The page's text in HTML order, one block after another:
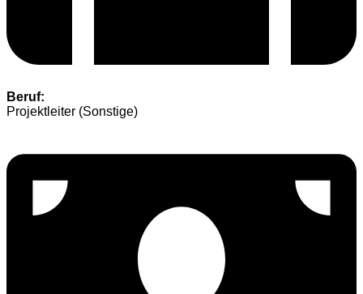
Beruf:
Projektleiter (Sonstige)